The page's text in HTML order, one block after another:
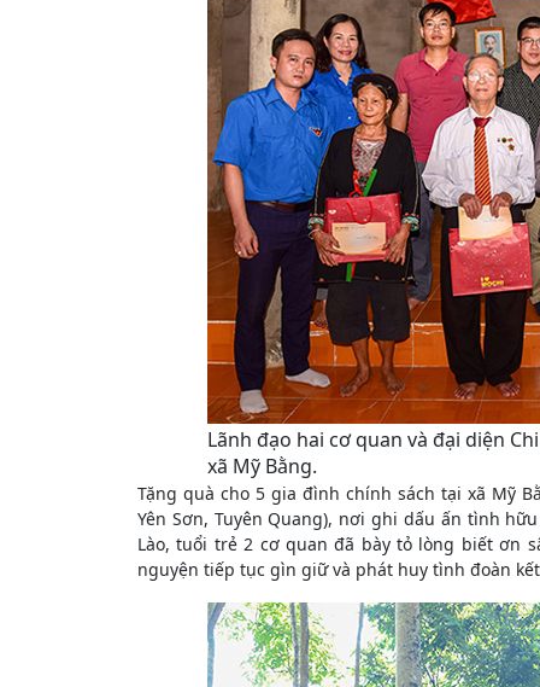
Lãnh đạo hai cơ quan và đại diện
xã Mỹ Bằng.
Tặng quà cho 5 gia đình chính sách tại xã Mỹ
Yên Sơn, Tuyên Quang), nơi ghi dấu ấn tình
Lào, tuổi trẻ 2 cơ quan đã bày tỏ lòng biết ơn
nguyện tiếp tục gìn giữ và phát huy tình đoàn